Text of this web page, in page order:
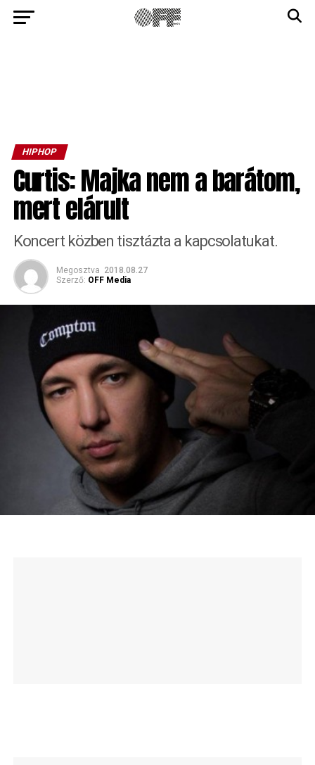
HIPHOP
Curtis: Majka nem a barátom,
mert elárult
Koncert közben tisztázta a kapcsolatukat.
Megosztva 2018.08.27
Szerző: OFF Media